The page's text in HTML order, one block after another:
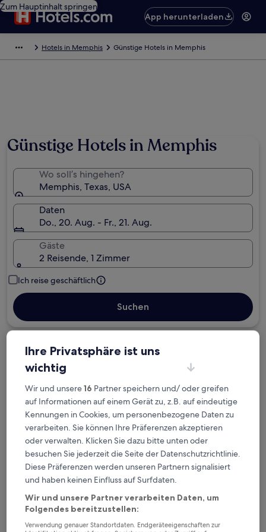
Zum Hauptinhalt springen
App herunterladen
Hotels in Memphis Günstige Hotels in Memphis
Günstige Hotels in Memphis
Wo soll’s hingehen?
Memphis, Texas, USA
Daten
Do., 20. Aug. - Fr., 21. Aug.
Gäste
2 Reisende, 1 Zimmer
Ich reise geschäftlich
Suchen
Kostenlose Stornierung bei
Planänderungen
Verdiene Prämien für jede
wahrgenommene Übernachtung
Mehr sparen mit Preisen für Mitglieder
Überprüfe die Preise für diese Daten
Heute
6. Aug. - 7. Aug.
7. Aug. - 8. Aug.
Ihre Privatsphäre ist uns
wichtig
Wir und unsere16 Partner speichern und/ oder greifen
auf Informationen auf einem Gerät zu, z.B. auf eindeutige
Kennungen in Cookies, um personenbezogene Daten zu
verarbeiten. Sie können Ihre Präferenzen akzeptieren
oder verwalten. Klicken Sie dazu bitte unten oder
besuchen Sie jederzeit die Seite der Datenschutzrichtlinie.
Diese Präferenzen werden unseren Partnern signalisiert
und haben keinen Einfluss auf Surfdaten.
Wir und unsere Partner verarbeiten Daten, um
Folgendes bereitzustellen:
Verwendung genauer Standortdaten. Endgeräteeigenschaften zur